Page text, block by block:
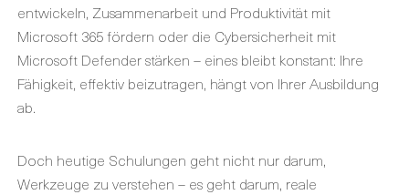
entwickeln, Zusammenarbeit und Produktivität mit
Microsoft 365 fördern oder die Cybersicherheit mit
Microsoft Defender stärken – eines bleibt konstant: Ihre
Fähigkeit, effektiv beizutragen, hängt von Ihrer Ausbildung
ab.
Doch heutige Schulungen geht nicht nur darum,
Werkzeuge zu verstehen – es geht darum, reale